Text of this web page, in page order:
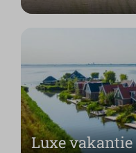
Luxe vakantie